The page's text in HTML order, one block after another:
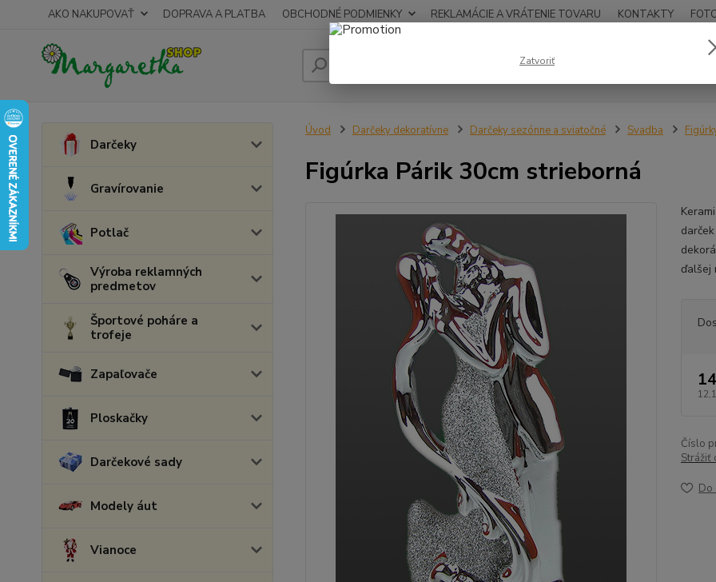
AKO NAKUPOVAŤ DOPRAVA A PLATBA OBCHODNÉ PODMIENKY REKLAMÁCIE A VRÁTENIE TOVARU KONTAKTY
Hľadať
Darčeky
Gravírovanie
Potlač
Výroba reklamných
predmetov
Športové poháre a
trofeje
Zapaľovače
Ploskačky
Darčekové sady
Modely áut
Vianoce
Úvod Darčeky dekoratívne Darčeky sezónne a sviatočné Svadba
Figúrka Párik 30cm strieborná
ďalšej
Číslo
Strážiť
Do
Zatvoriť